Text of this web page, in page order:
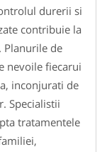
durerii si
contribuie la
de
nevoile fiecarui
inconjurati de
Specialistii
tratamentele